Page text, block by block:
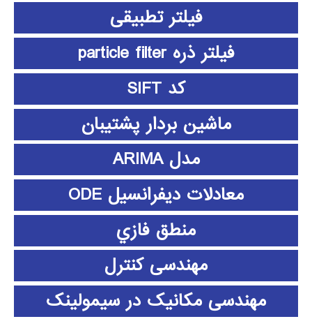
فیلتر تطبیقی
فیلتر ذره particle filter
کد SIFT
ماشین بردار پشتیبان
مدل ARIMA
معادلات دیفرانسیل ODE
منطق فازي
مهندسی کنترل
مهندسی مکانیک در سیمولینک